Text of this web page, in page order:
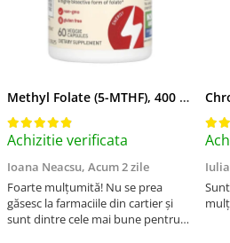
Methyl Folate (5-MTHF), 400 mcg, Jarrow Formulas, 60 capsule
Achizitie verificata
Ioana Neacsu, Acum 2 zile
Foarte mulțumită! Nu se prea
găsesc la farmaciile din cartier și
sunt dintre cele mai bune pentru